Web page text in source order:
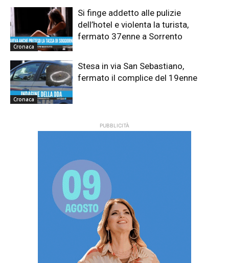
Cronaca
Si finge addetto alle pulizie
dell’hotel e violenta la turista,
fermato 37enne a Sorrento
Cronaca
Stesa in via San Sebastiano,
fermato il complice del 19enne
PUBBLICITÀ